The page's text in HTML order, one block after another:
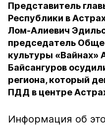
Представитель
Республики в
Лом-Алиевич
председатель
культуры «Вайнах»
Байсангуров
региона, который
ПДД в центре
Информация об